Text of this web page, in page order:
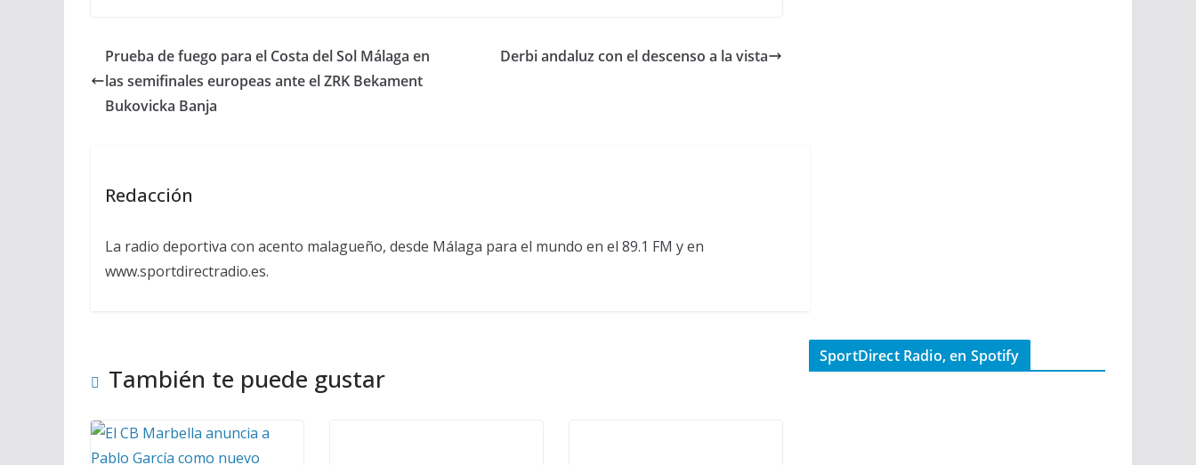
Prueba de fuego para el Costa del Sol Málaga en
las semifinales europeas ante el ZRK Bekament
Bukovicka Banja
Derbi andaluz con el descenso a la vista
Redacción
La radio deportiva con acento malagueño, desde Málaga para el mundo en el 89.1 FM y en
www.sportdirectradio.es.
También te puede gustar
SportDirect Radio, en Spotify